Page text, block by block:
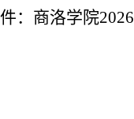
：商洛学院2026